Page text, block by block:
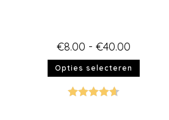
€8.00 - €40.00
Opties selecteren